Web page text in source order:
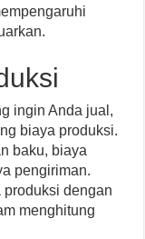
ingin Anda jual,
biaya produksi.
baku, biaya
pengiriman.
produksi dengan
menghitung